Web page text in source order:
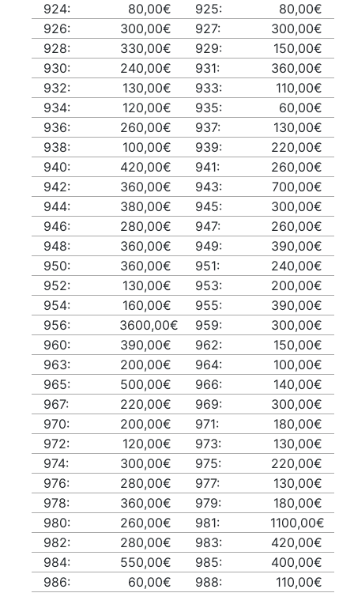
924:
80,00€ 925:
80,00€
926:
300,00€ 927:
300,00€
928:
330,00€ 929:
150,00€
930:
240,00€ 931:
360,00€
932:
130,00€ 933:
110,00€
934:
120,00€ 935:
60,00€
936:
260,00€ 937:
130,00€
938:
100,00€ 939:
220,00€
940:
420,00€ 941:
260,00€
942:
360,00€ 943:
700,00€
944:
380,00€ 945:
300,00€
946:
280,00€ 947:
260,00€
948:
360,00€ 949:
390,00€
950:
360,00€ 951:
240,00€
952:
130,00€ 953:
200,00€
954:
160,00€ 955:
390,00€
956:
3600,00€ 959:
300,00€
960:
390,00€ 962:
150,00€
963:
200,00€ 964:
100,00€
965:
500,00€ 966:
140,00€
967:
220,00€ 969:
300,00€
970:
200,00€ 971:
180,00€
972:
120,00€ 973:
130,00€
974:
300,00€ 975:
220,00€
976:
280,00€ 977:
130,00€
978:
360,00€ 979:
180,00€
980:
260,00€ 981:
1100,00€
982:
280,00€ 983:
420,00€
984:
550,00€ 985:
400,00€
986:
60,00€ 988:
110,00€